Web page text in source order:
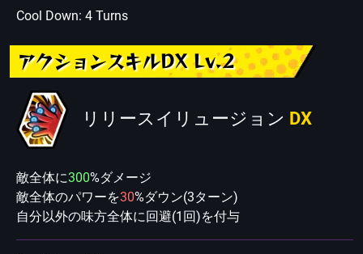
Cool Down: 4 Turns
アクションスキルDX Lv.2
リリースイリュージョン DX
敵全体に300%ダメージ
敵全体のパワーを30%ダウン(3ターン)
自分以外の味方全体に回避(1回)を付与